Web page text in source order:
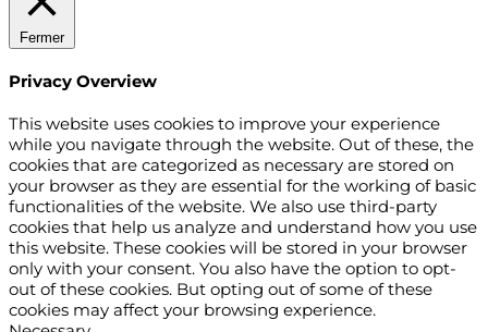
Fermer
Privacy Overview
This website uses cookies to improve your experience
while you navigate through the website. Out of these, the
cookies that are categorized as necessary are stored on
your browser as they are essential for the working of basic
functionalities of the website. We also use third-party
cookies that help us analyze and understand how you use
this website. These cookies will be stored in your browser
only with your consent. You also have the option to opt-
out of these cookies. But opting out of some of these
cookies may affect your browsing experience.